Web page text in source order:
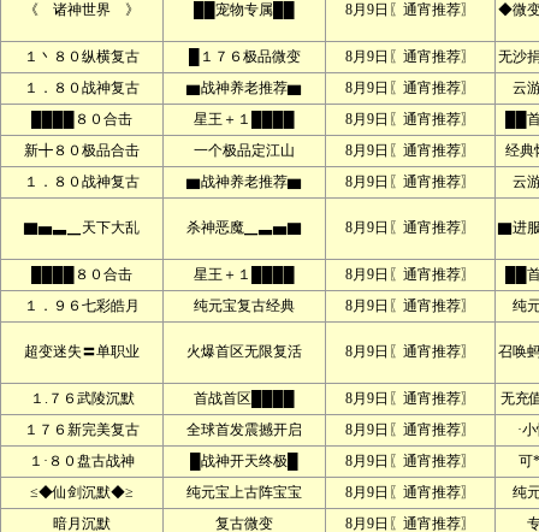
《 诸神世界 》 ██宠物专属██ 8月9日〖通宵推荐〗 ◆微
１丶８０纵横复古 █１７６极品微变 8月9日〖通宵推荐〗
无沙
１．８０战神复古
▆战神养老推荐▆ 8月9日〖通宵推荐〗
云
████８０合击
星王＋１████ 8月9日〖通宵推荐〗
██
新╋８０极品合击
一个极品定江山 8月9日〖通宵推荐〗
经
１．８０战神复古
▆战神养老推荐▆ 8月9日〖通宵推荐〗 云
▇▅▃▁天下大乱 杀神恶魔▁▃▅▇ 8月9日〖通宵推荐〗 ▇进
████８０合击 星王＋１████ 8月9日〖通宵推荐〗
██
１．９６七彩皓月
纯元宝复古经典 8月9日〖通宵推荐〗 纯
超变迷失〓单职业 火爆首区无限复活 8月9日〖通宵推荐〗 召唤
１.７６武陵沉默 首战首区████ 8月9日〖通宵推荐〗
无充
１７６新完美复古
全球首发震撼开启 8月9日〖通宵推荐〗
·
１·８０盘古战神
█战神开天终极█ 8月9日〖通宵推荐〗
可
≤◆仙剑沉默◆≥
纯元宝上古阵宝宝 8月9日〖通宵推荐〗
纯
暗月沉默
复古微变 8月9日〖通宵推荐〗